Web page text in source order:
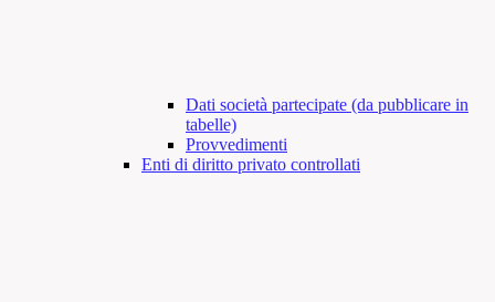
Dati società partecipate (da pubblicare in
tabelle)
Provvedimenti
Enti di diritto privato controllati